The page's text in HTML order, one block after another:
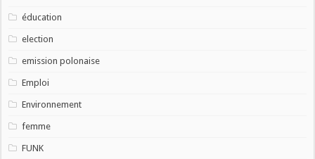
éducation
election
emission polonaise
Emploi
Environnement
femme
FUNK